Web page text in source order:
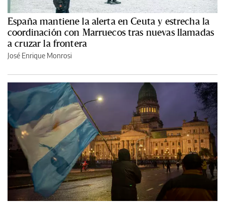
España mantiene la alerta en Ceuta y estrecha la
coordinación con Marruecos tras nuevas llamadas
a cruzar la frontera
José Enrique Monrosi